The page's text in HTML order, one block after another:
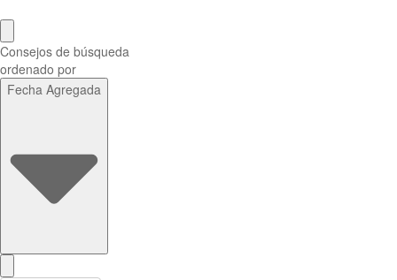
Consejos de búsqueda
ordenado por
Fecha Agregada